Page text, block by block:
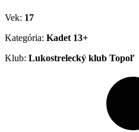
Vek: 17
Kategória: Kadet 13+
Klub: Lukostrelecký klub Topoľ